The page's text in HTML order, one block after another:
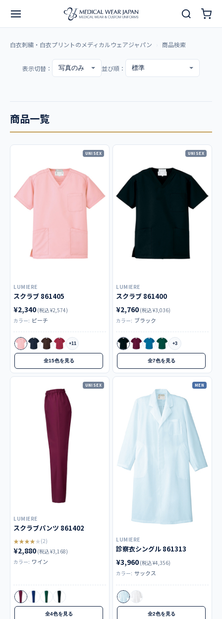
白衣刺繍・白衣プリントのメディカルウェアジャパン 商品検索
表示切替： 並び順：
商品一覧
UNISEX
LUMIERE
スクラブ 861405
¥2,340 (税込 ¥2,574)
カラー: ピーチ
+11
全15色を見る
UNISEX
LUMIERE
スクラブ 861400
¥2,760 (税込 ¥3,036)
カラー: ブラック
+3
全7色を見る
UNISEX
LUMIERE
スクラブパンツ 861402
★★★★★ (2)
¥2,880 (税込 ¥3,168)
カラー: ワイン
全4色を見る
MEN
LUMIERE
診察衣シングル 861313
¥3,960 (税込 ¥4,356)
カラー: サックス
全2色を見る